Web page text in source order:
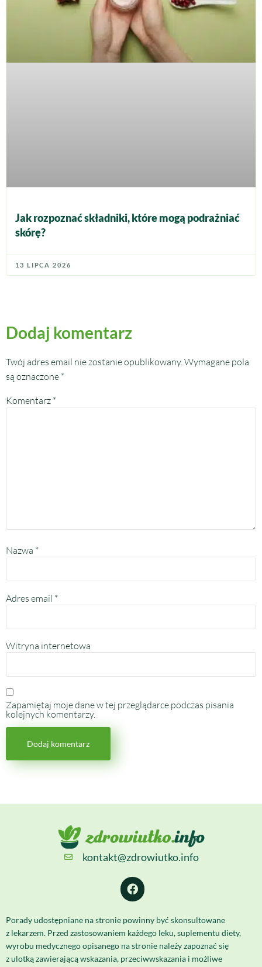
Jak rozpoznać składniki, które mogą podrażniać
skórę?
13 LIPCA 2026
Dodaj komentarz
Twój adres email nie zostanie opublikowany. Wymagane pola
są oznaczone *
Komentarz *
Nazwa *
Adres email *
Witryna internetowa
Zapamiętaj moje dane w tej przeglądarce podczas pisania
kolejnych komentarzy.
kontakt@zdrowiutko.info
Porady udostępniane na stronie powinny być skonsultowane
z lekarzem. Przed zastosowaniem każdego leku, suplementu diety,
wyrobu medycznego opisanego na stronie należy zapoznać się
z ulotką zawierającą wskazania, przeciwwskazania i możliwe